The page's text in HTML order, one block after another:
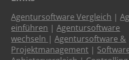
Agentursoftware Vergleich |
einführen |Agentursoftware
wechseln |Agentursoftware &
Projektmanagement |